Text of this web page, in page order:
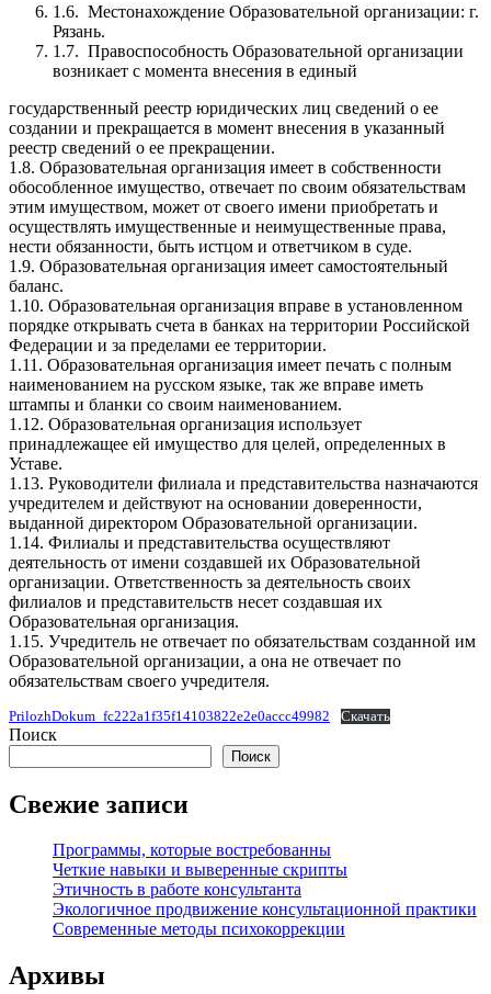
1.6. Местонахождение Образовательной организации: г.
Рязань.
1.7. Правоспособность Образовательной организации
возникает с момента внесения в единый
государственный реестр юридических лиц сведений о ее
создании и прекращается в момент внесения в указанный
реестр сведений о ее прекращении.
1.8. Образовательная организация имеет в собственности
обособленное имущество, отвечает по своим обязательствам
этим имуществом, может от своего имени приобретать и
осуществлять имущественные и неимущественные права,
нести обязанности, быть истцом и ответчиком в суде.
1.9. Образовательная организация имеет самостоятельный
баланс.
1.10. Образовательная организация вправе в установленном
порядке открывать счета в банках на территории Российской
Федерации и за пределами ее территории.
1.11. Образовательная организация имеет печать с полным
наименованием на русском языке, так же вправе иметь
штампы и бланки со своим наименованием.
1.12. Образовательная организация использует
принадлежащее ей имущество для целей, определенных в
Уставе.
1.13. Руководители филиала и представительства назначаются
учредителем и действуют на основании доверенности,
выданной директором Образовательной организации.
1.14. Филиалы и представительства осуществляют
деятельность от имени создавшей их Образовательной
организации. Ответственность за деятельность своих
филиалов и представительств несет создавшая их
Образовательная организация.
1.15. Учредитель не отвечает по обязательствам созданной им
Образовательной организации, а она не отвечает по
обязательствам своего учредителя.
PrilozhDokum_fc222a1f35f14103822e2e0accc49982 Скачать
Поиск
Поиск
Свежие записи
Программы, которые востребованны
Четкие навыки и выверенные скрипты
Этичность в работе консультанта
Экологичное продвижение консультационной практики
Современные методы психокоррекции
Архивы